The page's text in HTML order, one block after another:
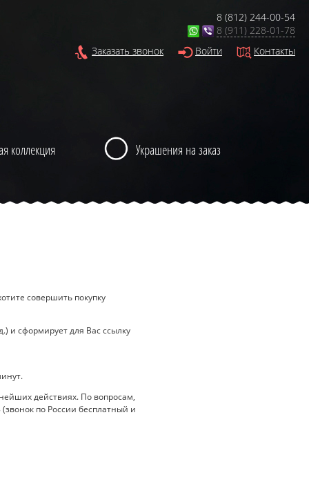
8 (812) 244-00-54
8 (911) 228-01-78
Заказать звонок
Войти Контакты
коллекция Украшения на заказ
совершить покупку
и сформирует для Вас ссылку
действиях. По вопросам,
по России бесплатный и